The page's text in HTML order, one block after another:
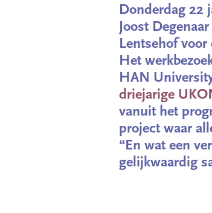
Donderdag 22
Joost
Lentsehof
Het
HAN
driejarige
vanuit het
project waar
“En wat een
gelijkwaardig